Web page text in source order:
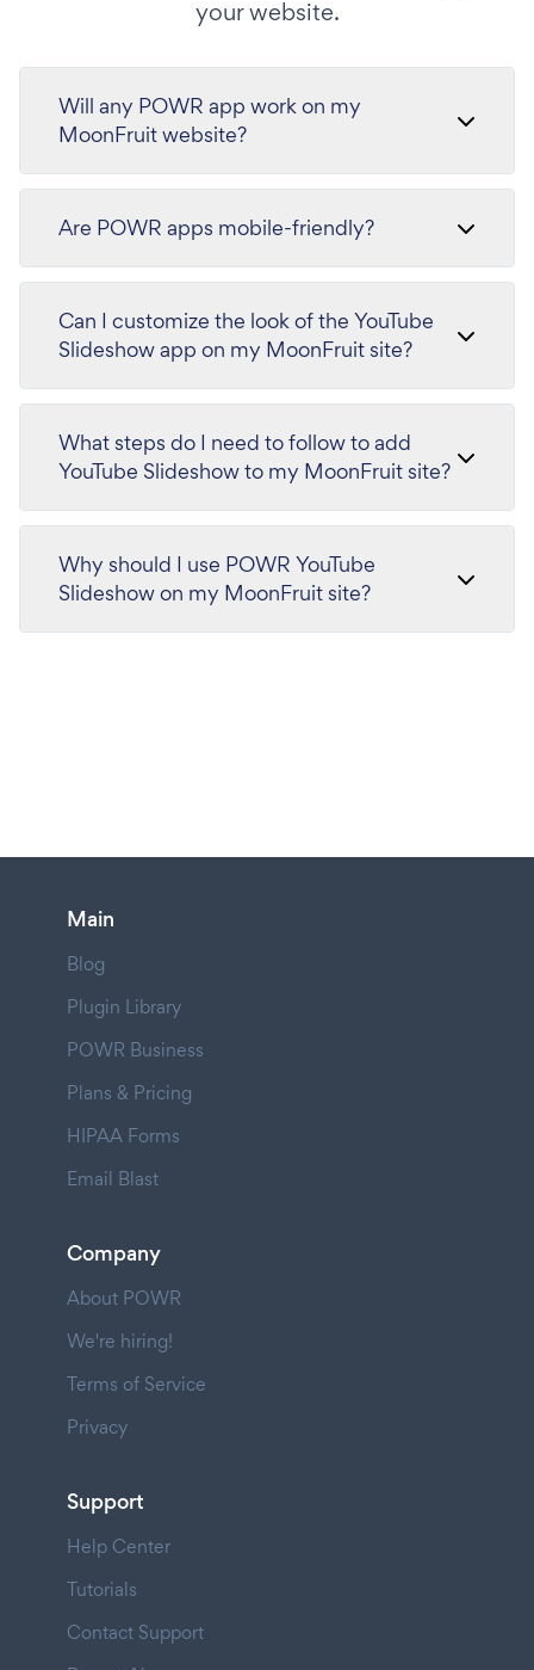
your website.
Will any POWR app work on my
MoonFruit website?
Are POWR apps mobile-friendly?
Can I customize the look of the YouTube
Slideshow app on my MoonFruit site?
What steps do I need to follow to add
YouTube Slideshow to my MoonFruit site?
Why should I use POWR YouTube
Slideshow on my MoonFruit site?
Main
Blog
Plugin Library
POWR Business
Plans & Pricing
HIPAA Forms
Email Blast
Company
About POWR
We're hiring!
Terms of Service
Privacy
Support
Help Center
Tutorials
Contact Support